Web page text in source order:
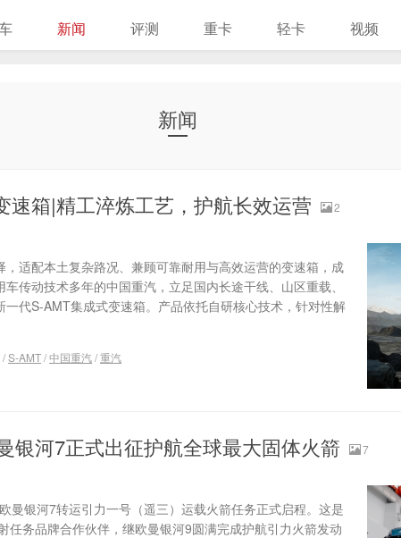
新闻 评测 重卡 轻卡 视频
新闻
速箱|精工淬炼工艺，护航长效运营
2
适配本土复杂路况、兼顾可靠耐用与高效运营的变速箱，成
传动技术多年的中国重汽，立足国内长途干线、山区重载、
代S-AMT集成式变速箱。产品依托自研核心技术，针对性解
/S-AMT/中国重汽/重汽
银河7正式出征护航全球最大固体火箭
7
曼银河7转运引力一号（遥三）运载火箭任务正式启程。这是
任务品牌合作伙伴，继欧曼银河9圆满完成护航引力火箭发动